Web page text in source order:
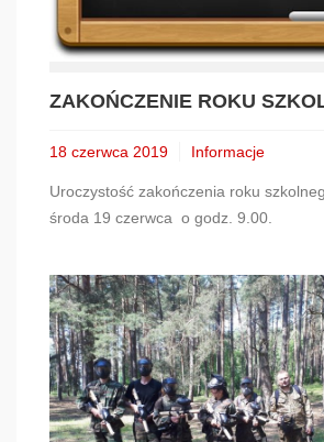
ZAKOŃCZENIE ROKU
18 czerwca 2019 Informacje
Uroczystość zakończenia roku
środa 19 czerwca o godz. 9.00.